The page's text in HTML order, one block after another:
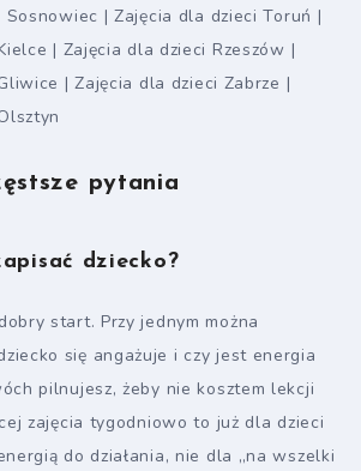
| Zajęcia dla dzieci Toruń |
| Zajęcia dla dzieci Rzeszów |
| Zajęcia dla dzieci Zabrze |
pytania
dziecko?
start. Przy jednym można
się angażuje i czy jest energia
pilnujesz, żeby nie kosztem lekcji
zajęcia tygodniowo to już dla dzieci
do działania, nie dla „na wszelki